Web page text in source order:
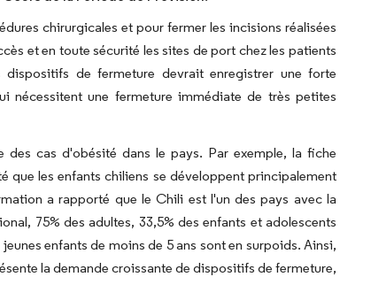
chirurgicales et pour fermer les incisions réalisées
et en toute sécurité les sites de port chez les patients
de fermeture devrait enregistrer une forte
nécessitent une fermeture immédiate de très petites
cas d'obésité dans le pays. Par exemple, la fiche
que les enfants chiliens se développent principalement
a rapporté que le Chili est l'un des pays avec la
75% des adultes, 33,5% des enfants et adolescents
enfants de moins de 5 ans sont en surpoids. Ainsi,
la demande croissante de dispositifs de fermeture,